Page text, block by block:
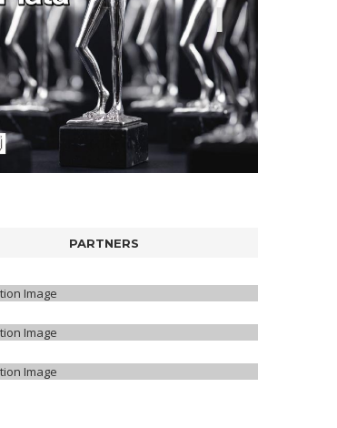
PARTNERS